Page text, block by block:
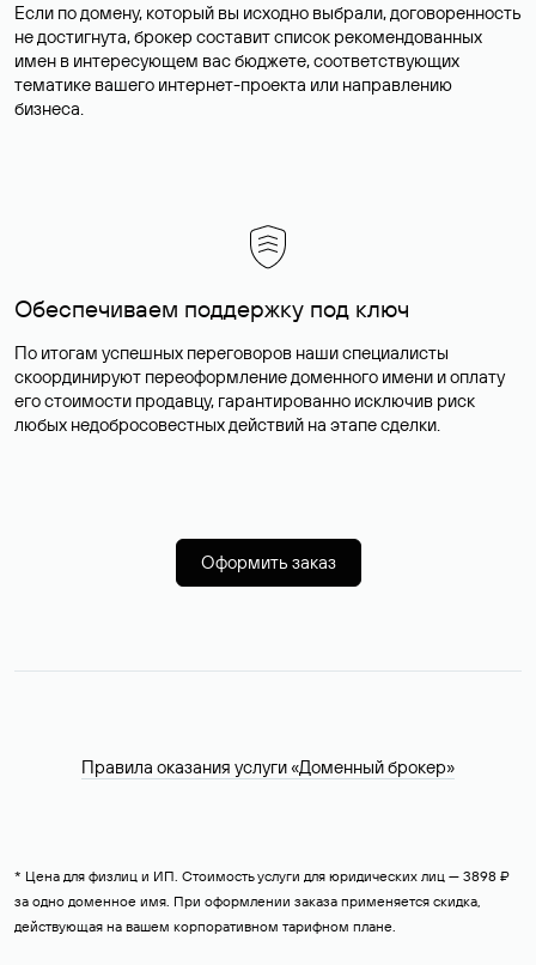
Если по домену, который вы исходно выбрали, договоренность
не достигнута, брокер составит список рекомендованных
имен в интересующем вас бюджете, соответствующих
тематике вашего интернет-проекта или направлению
бизнеса.
Обеспечиваем поддержку под ключ
По итогам успешных переговоров наши специалисты
скоординируют переоформление доменного имени и оплату
его стоимости продавцу, гарантированно исключив риск
любых недобросовестных действий на этапе сделки.
Оформить заказ
Правила оказания услуги «Доменный брокер»
* Цена для физлиц и ИП. Стоимость услуги для юридических лиц — 3898 ₽
за одно доменное имя. При оформлении заказа применяется скидка,
действующая на вашем корпоративном тарифном плане.